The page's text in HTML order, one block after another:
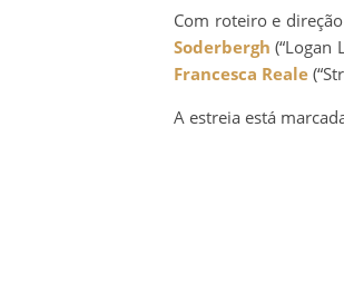
Com roteiro e
Soderbergh (“Logan
Francesca Reale
A estreia está